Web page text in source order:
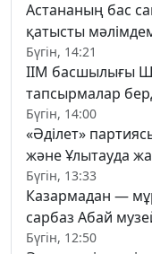
Астананың бас
қатысты
Бүгін, 14:21
ІІМ басшылығы
тапсырмалар
Бүгін, 14:00
«Әділет»
және Ұлытауда
Бүгін, 13:33
Казармадан —
сарбаз Абай
Бүгін, 12:50